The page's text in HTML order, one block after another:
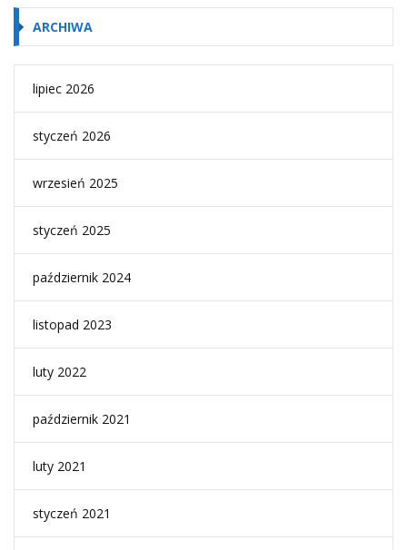
ARCHIWA
lipiec 2026
styczeń 2026
wrzesień 2025
styczeń 2025
październik 2024
listopad 2023
luty 2022
październik 2021
luty 2021
styczeń 2021